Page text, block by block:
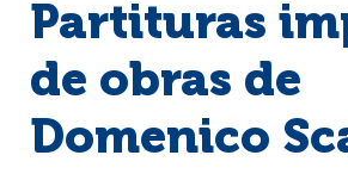
Partituras
de obras de
Domenico